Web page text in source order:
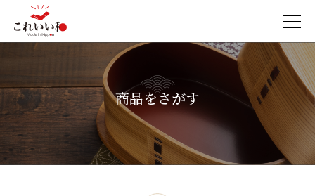
商品をさがす